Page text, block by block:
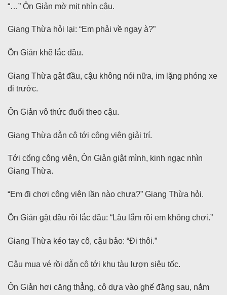
“…” Ôn Giản mờ mịt nhìn cậu.
Giang Thừa hỏi lại: “Em phải về ngay à?”
Ôn Giản khẽ lắc đầu.
Giang Thừa gật đầu, cậu không nói nữa, im lặng phóng xe
đi trước.
Ôn Giản vô thức đuổi theo cậu.
Giang Thừa dẫn cô tới công viên giải trí.
Tới cổng công viên, Ôn Giản giật mình, kinh ngạc nhìn
Giang Thừa.
“Em đi chơi công viên lần nào chưa?” Giang Thừa hỏi.
Ôn Giản gật đầu rồi lắc đầu: “Lâu lắm rồi em không chơi.”
Giang Thừa kéo tay cô, cậu bảo: “Đi thôi.”
Cậu mua vé rồi dẫn cô tới khu tàu lượn siêu tốc.
Ôn Giản hơi căng thẳng, cô dựa vào ghế đằng sau, nắm